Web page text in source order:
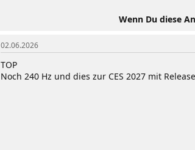
Wenn Du diese
02.06.2026
TOP
Noch 240 Hz und dies zur CES 2027 mit